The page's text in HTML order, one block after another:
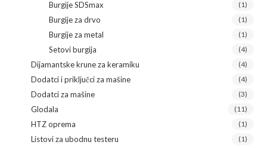
Burgije SDSmax (1)
Burgije za drvo (1)
Burgije za metal (1)
Setovi burgija (4)
Dijamantske krune za keramiku (4)
Dodatci i priključci za mašine (4)
Dodatci za mašine (3)
Glodala (11)
HTZ oprema (1)
Listovi za ubodnu testeru (1)